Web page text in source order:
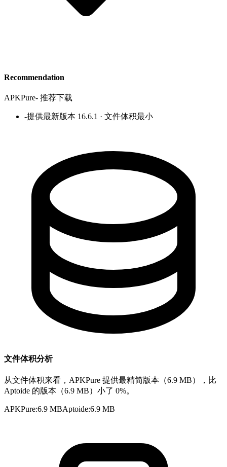
Recommendation
APKPure- 推荐下载
-提供最新版本 16.6.1 · 文件体积最小
文件体积分析
从文件体积来看，APKPure 提供最精简版本（6.9 MB），比
Aptoide 的版本（6.9 MB）小了 0%。
APKPure:6.9 MBAptoide:6.9 MB